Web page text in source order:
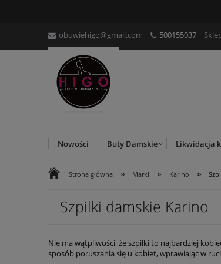
obuwiehigo@gmail.com 500155037
Nowości Buty Damskie Likwidacja
Strona główna » Marki » Karino »
Szpilki damskie Karino
Nie ma wątpliwości, że szpilki to najbardziej
sposób poruszania się u kobiet, wprawiając w